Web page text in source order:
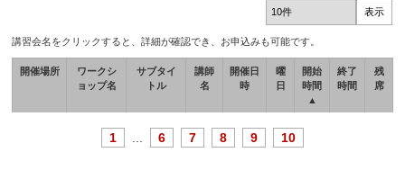
講習会名をクリックすると、詳細が確認でき、お申込みも可能です。
開催場所
ワークシ
ョップ名
サブタイ
トル
講師
名
開催日
時
曜
日
開始
時間
▲
終了
時間
残
席
1 6 7 8 9 10